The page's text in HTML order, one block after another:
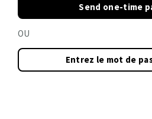
Send one-time
OU
Entrez le mot de